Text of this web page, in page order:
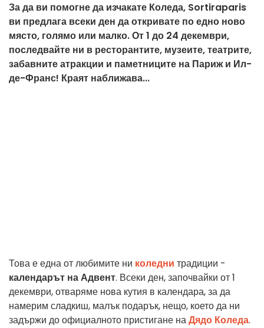
За да ви помогне да изчакате Коледа, Sortiraparis
ви предлага всеки ден да откривате по едно ново
място, голямо или малко. От 1 до 24 декември,
последвайте ни в ресторантите, музеите, театрите,
забавните атракции и паметниците на Париж и Ил-
де-Франс! Краят наближава...
Това е една от любимите ни коледни традиции -
календарът на Адвент. Всеки ден, започвайки от 1
декември, отваряме нова кутия в календара, за да
намерим сладкиш, малък подарък, нещо, което да ни
задържи до официалното пристигане наДядо Коледа.